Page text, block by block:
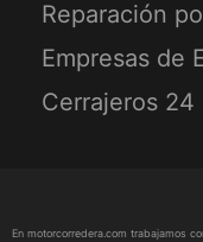
Reparación
Empresas de
Cerrajeros 24
En motorcorredera.com trabajamos